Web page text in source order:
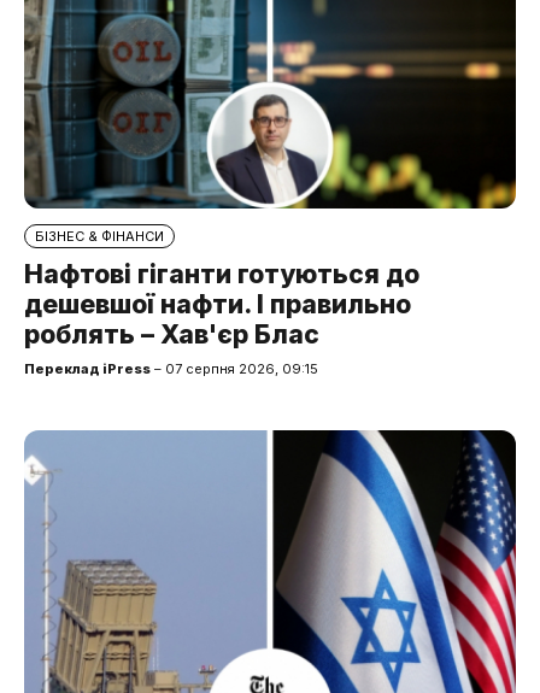
БІЗНЕС & ФІНАНСИ
Нафтові гіганти готуються до
дешевшої нафти. І правильно
роблять – Хав'єр Блас
Переклад iPress – 07 серпня 2026, 09:15